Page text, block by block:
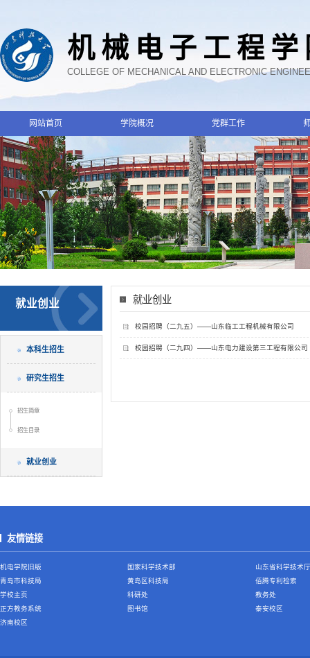
机械电子工程
COLLEGE OF MECHANICAL AND ELECTRONIC
网站首页 学院概况 党群工作
就业创业
本科生招生
研究生招生
招生简章
招生目录
就业创业
就业创业
校园招聘（二九五）——山东临工工程机械有限公司
校园招聘（二九四）——山东电力建设第三工程有限公司
友情链接
机电学院旧版 国家科学技术部
山东省科学技术厅
青岛市科技局
黄岛区科技局
佰腾专利检索
学校主页
科研处
教务处
正方教务系统
图书馆
泰安校区
济南校区